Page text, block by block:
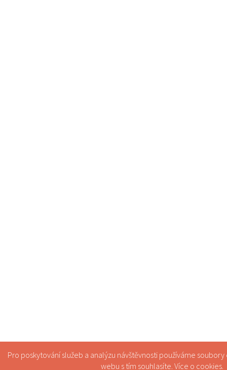
Pro poskytování služeb a analýzu návštěvnosti používáme
webu s tím souhlasíte. Více o cookies.